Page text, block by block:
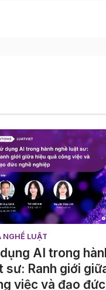
NGHỀ LUẬT
AI trong
sư: Ranh giới
việc và đạo